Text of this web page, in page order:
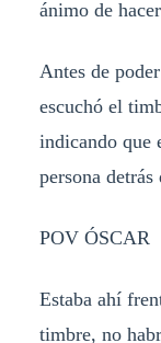
ánimo de
Antes de
escuchó el
indicando que
persona detrás
POV ÓSCAR
Estaba ahí
timbre, no